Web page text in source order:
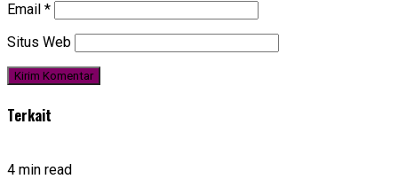
Email *
Situs Web
Terkait
4 min read